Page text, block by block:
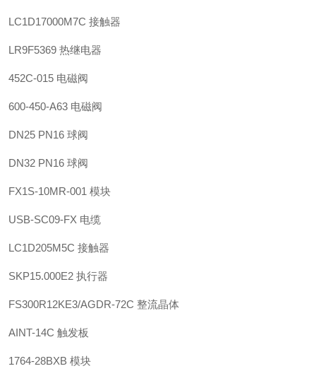
LC1D17000M7C 接触器
LR9F5369 热继电器
452C-015 电磁阀
600-450-A63 电磁阀
DN25 PN16 球阀
DN32 PN16 球阀
FX1S-10MR-001 模块
USB-SC09-FX 电缆
LC1D205M5C 接触器
SKP15.000E2 执行器
FS300R12KE3/AGDR-72C 整流晶体
AINT-14C 触发板
1764-28BXB 模块